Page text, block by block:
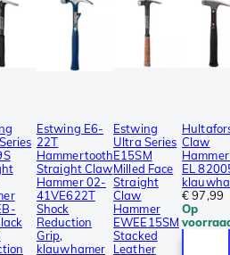
Estwing E6-
22T
Hammertooth
Straight Claw
Hammer 02-
41VE622T
Shock
Reduction
Grip,
klauwhamer
Estwing
Ultra Series
E15SM
Milled Face
Straight
Claw
Hammer
EWEE15SM
Stacked
Leather
Claw
EL
€ 97,99
Op